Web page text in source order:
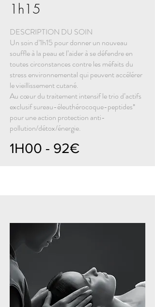
1h15
DESCRIPTION DU SOIN
Un soin d’1h15 pour donner un nouveau
souffle à la peau et l’aider à se défendre en
toutes circonstances contre les méfaits du
stress environnemental qui peuvent accélérer
le vieillissement cutané.
Au cœur du traitement intensif le trio d’actifs
exclusif sureau-éleuthérocoque-peptides*
pour une action protection anti-
pollution/détox/énergie.
1H00 - 92€